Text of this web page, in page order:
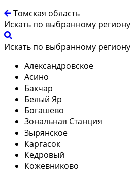
Томская область
Искать по выбранному региону
Искать по выбранному региону
Александровское
Асино
Бакчар
Белый Яр
Богашево
Зональная Станция
Зырянское
Каргасок
Кедровый
Кожевниково